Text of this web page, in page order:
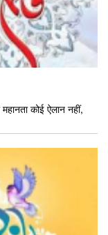
कोई ऐलान नहीं,